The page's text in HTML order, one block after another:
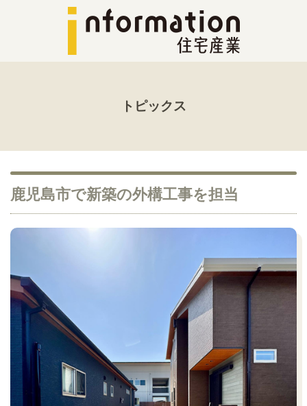
トピックス
鹿児島市で新築の外構工事を担当